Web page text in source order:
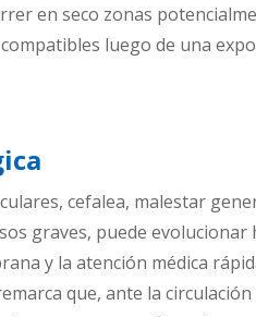
en seco zonas
luego de una
cefalea, malestar
graves, puede evolucionar
y la atención médica
que, ante la